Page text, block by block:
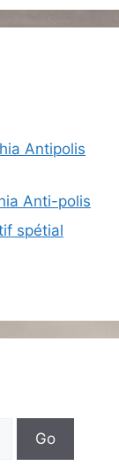
Antipolis
Anti-polis
spétial